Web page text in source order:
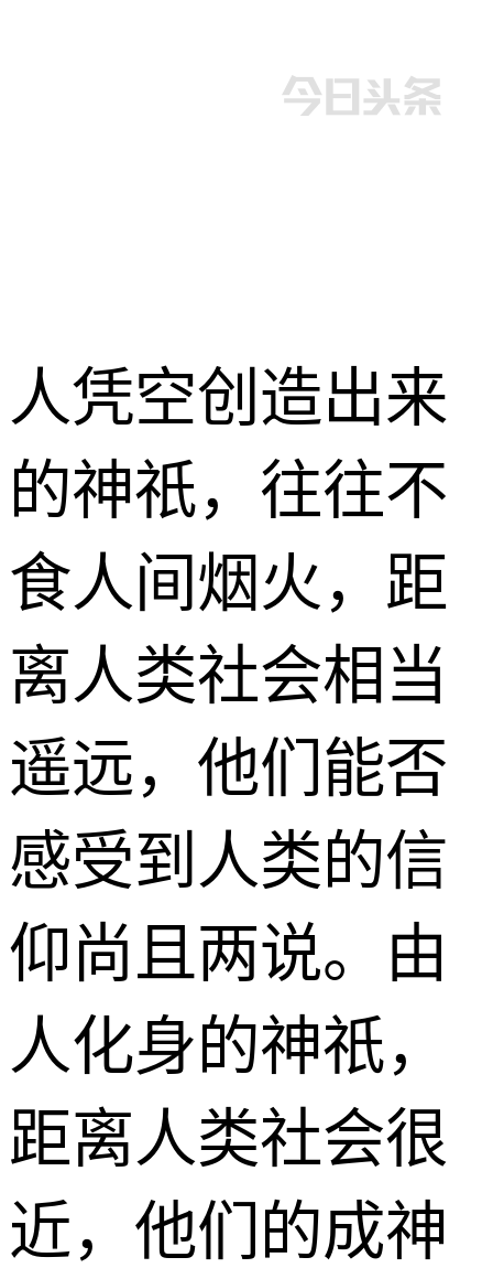
人凭空创造出来
的神祇，往往不
食人间烟火，距
离人类社会相当
遥远，他们能否
感受到人类的信
仰尚且两说。由
人化身的神祇，
距离人类社会很
近，他们的成神